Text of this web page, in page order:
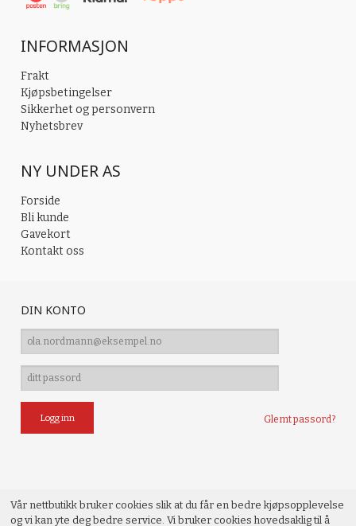
INFORMASJON
Frakt
Kjøpsbetingelser
Sikkerhet og personvern
Nyhetsbrev
NY UNDER AS
Forside
Bli kunde
Gavekort
Kontakt oss
DIN KONTO
Glemt passord?
Vår nettbutikk bruker cookies slik at du får en bedre kjøpsopplevelse
og vi kan yte deg bedre service. Vi bruker cookies hovedsaklig til å